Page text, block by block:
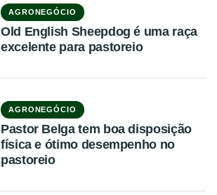
AGRONEGÓCIO
Old English Sheepdog é uma raça
excelente para pastoreio
AGRONEGÓCIO
Pastor Belga tem boa disposição
física e ótimo desempenho no
pastoreio